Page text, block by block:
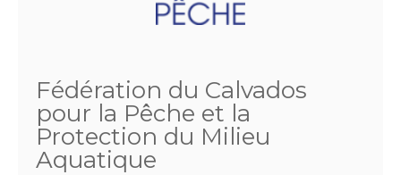
Fédération du Calvados
pour la Pêche et la
Protection du Milieu
Aquatique